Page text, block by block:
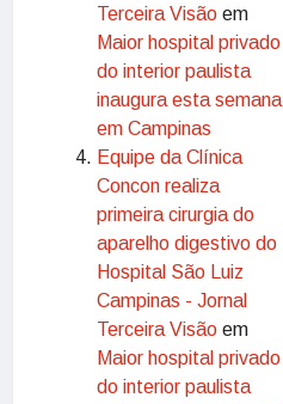
Terceira Visão em
Maior hospital privado
do interior paulista
inaugura esta semana
em Campinas
Equipe da Clínica
Concon realiza
primeira cirurgia do
aparelho digestivo do
Hospital São Luiz
Campinas - Jornal
Terceira Visão em
Maior hospital privado
do interior paulista